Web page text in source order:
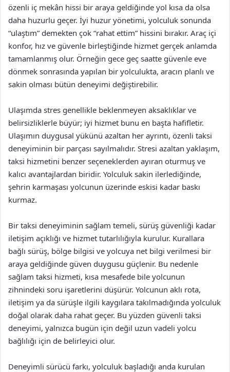
özenli iç mekân hissi bir araya geldiğinde yol kısa da olsa
daha huzurlu geçer. İyi huzur yönetimi, yolculuk sonunda
“ulaştım” demekten çok “rahat ettim” hissini bırakır. Araç içi
konfor, hız ve güvenle birleştiğinde hizmet gerçek anlamda
tamamlanmış olur. Örneğin gece geç saatte güvenle eve
dönmek sonrasında yapılan bir yolculukta, aracın planlı ve
sakin olması bütün deneyimi değiştirebilir.
Ulaşımda stres genellikle beklenmeyen aksaklıklar ve
belirsizliklerle büyür; iyi hizmet bunu en başta hafifletir.
Ulaşımın duygusal yükünü azaltan her ayrıntı, özenli taksi
deneyiminin bir parçası sayılmalıdır. Stresi azaltan yaklaşım,
taksi hizmetini benzer seçeneklerden ayıran oturmuş ve
kalıcı avantajlardan biridir. Yolculuk sakin ilerlediğinde,
şehrin karmaşası yolcunun üzerinde eskisi kadar baskı
kurmaz.
Bir taksi deneyiminin sağlam temeli, sürüş güvenliği kadar
iletişim açıklığı ve hizmet tutarlılığıyla kurulur. Kurallara
bağlı sürüş, bölge bilgisi ve yolcuya net bilgi verilmesi bir
araya geldiğinde güven duygusu güçlenir. Bu nedenle
sağlam taksi hizmeti, kısa mesafede bile yolcunun
zihnindeki soru işaretlerini düşürür. Yolcunun aklı rota,
iletişim ya da sürüşle ilgili kaygılara takılmadığında yolculuk
doğal olarak daha rahat geçer. Bu yüzden güvenli taksi
deneyimi, yalnızca bugün için değil uzun vadeli yolcu
bağlılığı için de belirleyici olur.
Deneyimli sürücü farkı, yolculuk başladığı anda kurulan